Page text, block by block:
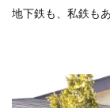
地下鉄も、私鉄も